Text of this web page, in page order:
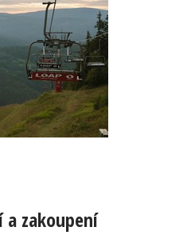
zakoupení